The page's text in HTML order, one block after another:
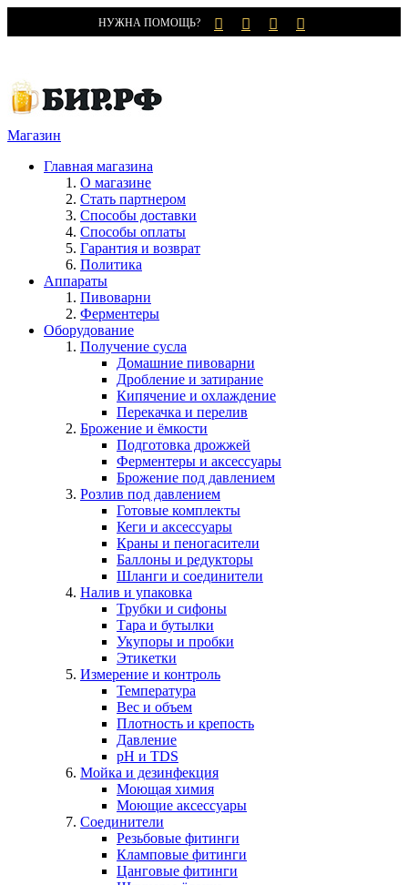
НУЖНА ПОМОЩЬ?
Магазин
Главная магазина
О магазине
Стать партнером
Способы доставки
Способы оплаты
Гарантия и возврат
Политика
Аппараты
Пивоварни
Ферментеры
Оборудование
Получение сусла
Домашние пивоварни
Дробление и затирание
Кипячение и охлаждение
Перекачка и перелив
Брожение и ёмкости
Подготовка дрожжей
Ферментеры и аксессуары
Брожение под давлением
Розлив под давлением
Готовые комплекты
Кеги и аксессуары
Краны и пеногасители
Баллоны и редукторы
Шланги и соединители
Налив и упаковка
Трубки и сифоны
Тара и бутылки
Укупоры и пробки
Этикетки
Измерение и контроль
Температура
Вес и объем
Плотность и крепость
Давление
pH и TDS
Мойка и дезинфекция
Моющая химия
Моющие аксессуары
Соединители
Резьбовые фитинги
Кламповые фитинги
Цанговые фитинги